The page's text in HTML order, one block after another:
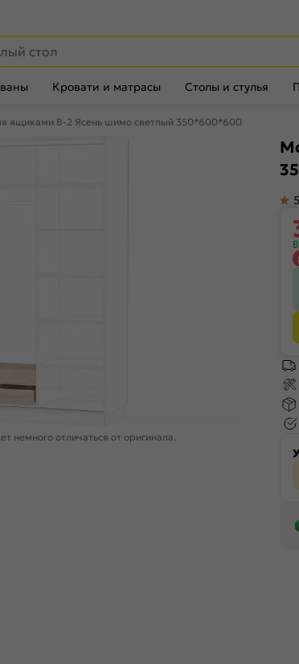
Кровати и матрасы Столы и стулья
ящиками B-2 Ясень шимо светлый 350*600*600
немного отличаться от оригинала.